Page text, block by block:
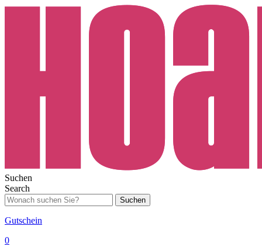
Suchen
Search
Suchen
Gutschein
0